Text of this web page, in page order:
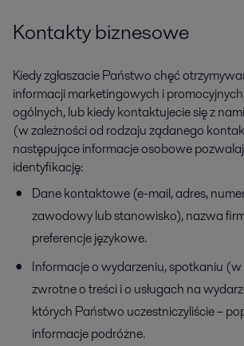
Kontakty biznesowe
Kiedy zgłaszacie Państwo chęć
informacji marketingowych i
ogólnych, lub kiedy kontaktujecie się z
(w zależności od rodzaju żądanego
następujące informacje osobowe
identyfikację:
Dane kontaktowe (e-mail, adres,
zawodowy lub stanowisko), nazwa
preferencje językowe.
Informacje o wydarzeniu, spotkaniu
zwrotne o treści i o usługach na
których Państwo uczestniczyliście –
informacje podróżne.